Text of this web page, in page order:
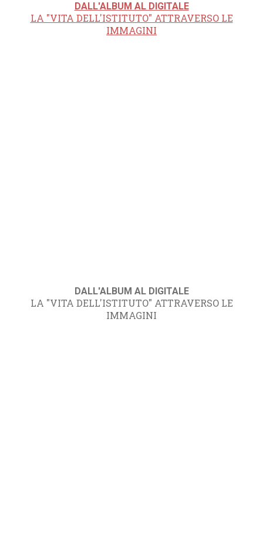
DALL'ALBUM AL DIGITALE
LA "VITA DELL'ISTITUTO" ATTRAVERSO LE
IMMAGINI
DALL'ALBUM AL DIGITALE
LA "VITA DELL'ISTITUTO" ATTRAVERSO LE
IMMAGINI